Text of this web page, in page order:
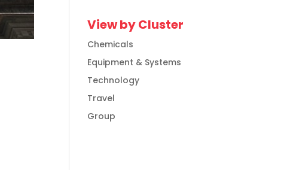
View by Cluster
Chemicals
Equipment & Systems
Technology
Travel
Group